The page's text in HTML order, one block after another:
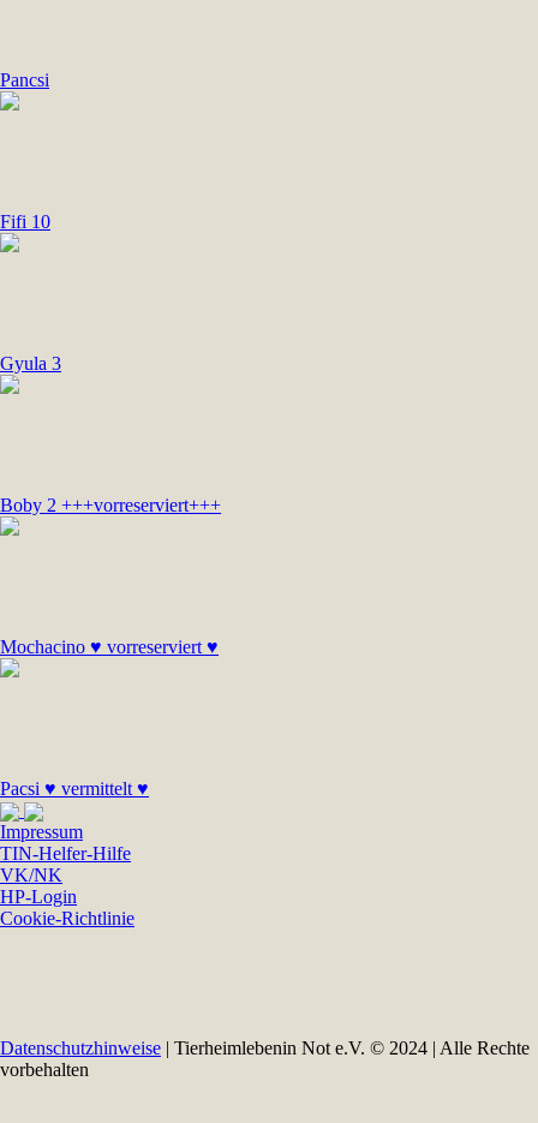
Pancsi
Fifi 10
Gyula 3
Boby 2 +++vorreserviert+++
Mochacino ♥ vorreserviert ♥
Pacsi ♥ vermittelt ♥
Impressum
TIN-Helfer-Hilfe
VK/NK
HP-Login
Cookie-Richtlinie
Datenschutzhinweise | Tierheimlebenin Not e.V. © 2024 | Alle Rechte
vorbehalten